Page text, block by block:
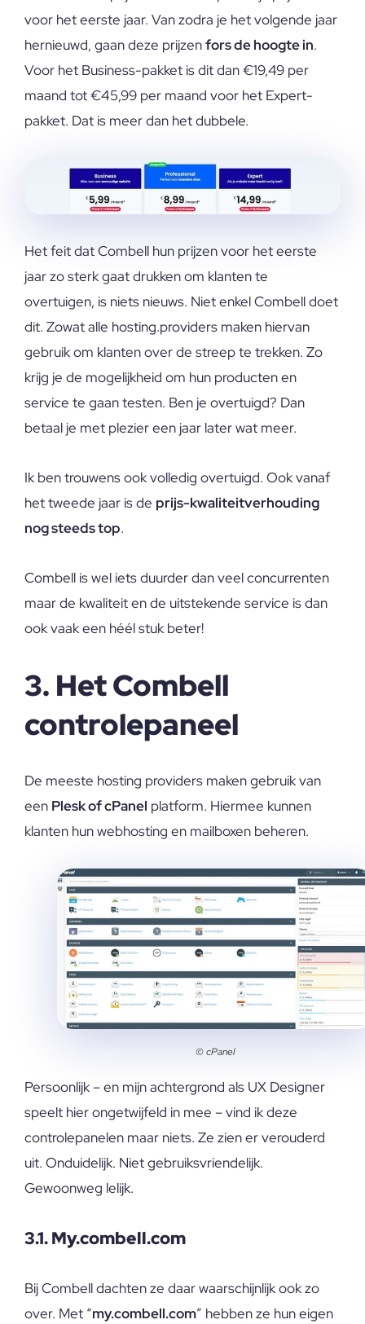
voor het eerste jaar. Van zodra je het volgende jaar
hernieuwd, gaan deze prijzenfors de hoogte in.
Voor het Business-pakket is dit dan €19,49 per
maand tot €45,99 per maand voor het Expert-
pakket. Dat is meer dan het dubbele.
Het feit dat Combell hun prijzen voor het eerste
jaar zo sterk gaat drukken om klanten te
overtuigen, is niets nieuws. Niet enkel Combell doet
dit. Zowat alle hosting.providers maken hiervan
gebruik om klanten over de streep te trekken. Zo
krijg je de mogelijkheid om hun producten en
service te gaan testen. Ben je overtuigd? Dan
betaal je met plezier een jaar later wat meer.
Ik ben trouwens ook volledig overtuigd. Ook vanaf
het tweede jaar is de prijs-kwaliteitverhouding
nog steeds top.
Combell is wel iets duurder dan veel concurrenten
maar de kwaliteit en de uitstekende service is dan
ook vaak een héél stuk beter!
3. Het Combell
controlepaneel
De meeste hosting providers maken gebruik van
een Plesk of cPanel platform. Hiermee kunnen
klanten hun webhosting en mailboxen beheren.
© cPanel
Persoonlijk – en mijn achtergrond als UX Designer
speelt hier ongetwijfeld in mee – vind ik deze
controlepanelen maar niets. Ze zien er verouderd
uit. Onduidelijk. Niet gebruiksvriendelijk.
Gewoonweg lelijk.
3.1. My.combell.com
Bij Combell dachten ze daar waarschijnlijk ook zo
over. Met “my.combell.com” hebben ze hun eigen